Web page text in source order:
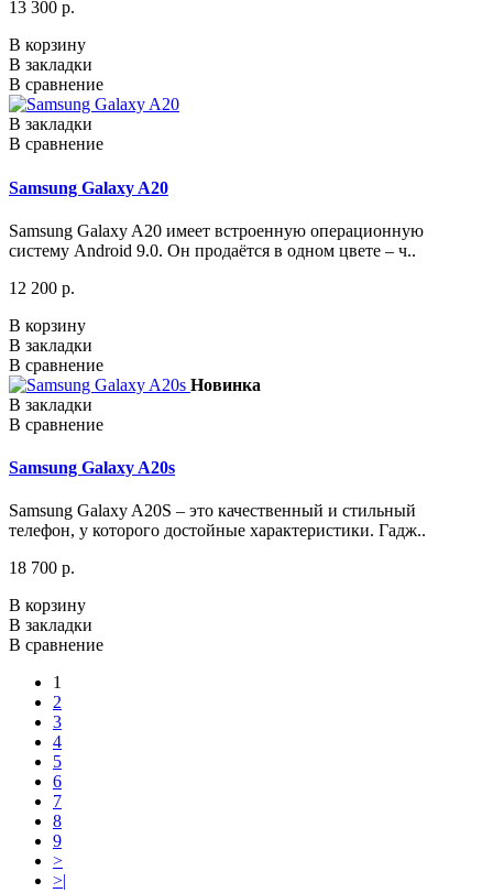
13 300 р.
В корзину
В закладки
В сравнение
В закладки
В сравнение
Samsung Galaxy A20
Samsung Galaxy A20 имеет встроенную операционную
систему Android 9.0. Он продаётся в одном цвете – ч..
12 200 р.
В корзину
В закладки
В сравнение
Новинка
В закладки
В сравнение
Samsung Galaxy A20s
Samsung Galaxy A20S – это качественный и стильный
телефон, у которого достойные характеристики. Гадж..
18 700 р.
В корзину
В закладки
В сравнение
1
2
3
4
5
6
7
8
9
>
>|